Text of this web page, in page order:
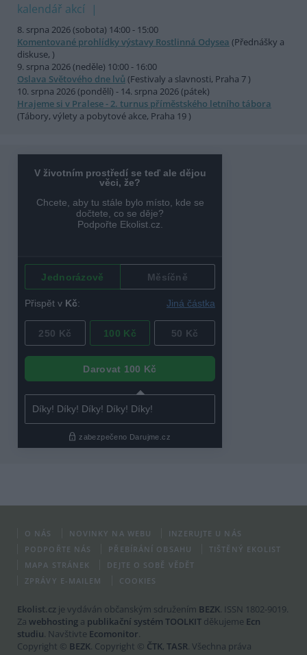
kalendář akcí
8. srpna 2026 (sobota) 14:00 - 15:00
Komentované prohlídky výstavy Rostlinná Odysea (Přednášky a
diskuse, )
9. srpna 2026 (neděle) 10:00 - 16:00
Oslava Světového dne lvů (Festivaly a slavnosti, Praha 7 )
10. srpna 2026 (pondělí) - 14. srpna 2026 (pátek)
Hrajeme si v Pralese - 2. turnus příměstského letního tábora
(Tábory, výlety a pobytové akce, Praha 19 )
O NÁS NOVINKY NA WEBU
INZERUJTE U NÁS
PODPOŘTE NÁS
PŘEBÍRÁNÍ OBSAHU
TIŠTĚNÝ EKOLIST
MAPA STRÁNEK
DEJTE O SOBĚ VĚDĚT
ZPRÁVY E-MAILEM
COOKIES
Ekolist.cz je vydáván občanským sdružením BEZK. ISSN 1802-9019.
Za webhosting a publikační systém TOOLKIT děkujeme Ecn
studiu. Navštivte Ecomonitor.
Copyright © BEZK. Copyright © ČTK, TASR. Všechna práva